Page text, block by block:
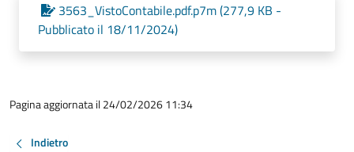
3563_VistoContabile.pdf.p7m (277,9 KB -
Pubblicato il 18/11/2024)
Pagina aggiornata il 24/02/2026 11:34
Indietro